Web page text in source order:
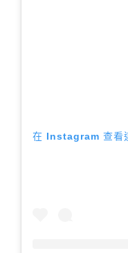
在 Instagram 查看